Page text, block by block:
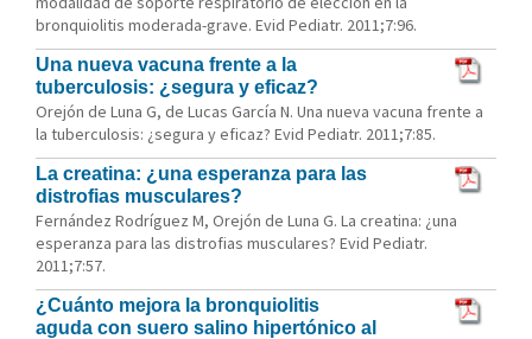
bronquiolitis moderada-grave. Evid Pediatr. 2011;7:96.
Una nueva vacuna frente a la
tuberculosis: ¿segura y eficaz?
Orejón de Luna G, de Lucas García N. Una nueva vacuna frente a
la tuberculosis: ¿segura y eficaz? Evid Pediatr. 2011;7:85.
La creatina: ¿una esperanza para las
distrofias musculares?
Fernández Rodríguez M, Orejón de Luna G. La creatina: ¿una
esperanza para las distrofias musculares? Evid Pediatr.
2011;7:57.
¿Cuánto mejora la bronquiolitis
aguda con suero salino hipertónico al